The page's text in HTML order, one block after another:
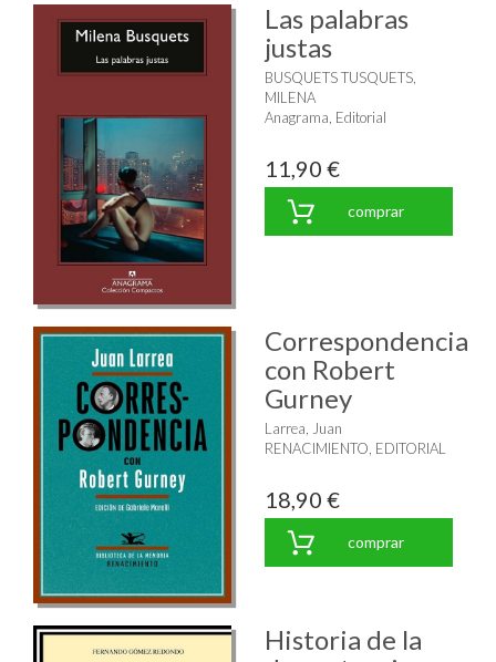
Las palabras
justas
BUSQUETS TUSQUETS,
MILENA
Anagrama, Editorial
11,90 €
comprar
Correspondencia
con Robert
Gurney
Larrea, Juan
RENACIMIENTO, EDITORIAL
18,90 €
comprar
Historia de la